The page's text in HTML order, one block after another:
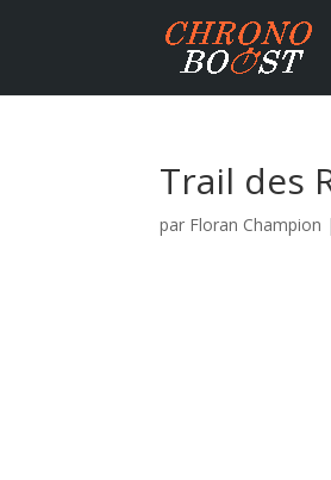
Trail des
par Floran Champion |